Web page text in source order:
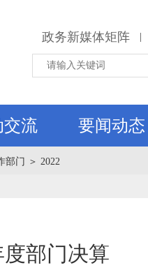
政务新媒体矩阵 |
交流 要闻动态
部门 ＞ 2022
部门决算